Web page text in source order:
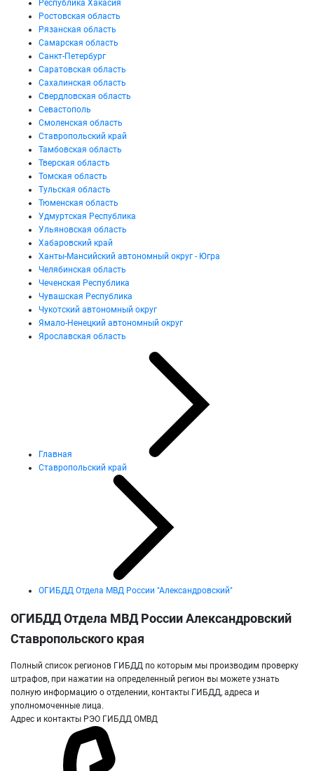
Республика Хакасия
Ростовская область
Рязанская область
Самарская область
Санкт-Петербург
Саратовская область
Сахалинская область
Свердловская область
Севастополь
Смоленская область
Ставропольский край
Тамбовская область
Тверская область
Томская область
Тульская область
Тюменская область
Удмуртская Республика
Ульяновская область
Хабаровский край
Ханты-Мансийский автономный округ - Югра
Челябинская область
Чеченская Республика
Чувашская Республика
Чукотский автономный округ
Ямало-Ненецкий автономный округ
Ярославская область
Главная
Ставропольский край
ОГИБДД Отдела МВД России "Александровский"
ОГИБДД Отдела МВД России Александровский
Ставропольского края
Полный список регионов ГИБДД по которым мы производим проверку
штрафов, при нажатии на определенный регион вы можете узнать
полную информацию о отделении, контакты ГИБДД, адреса и
уполномоченные лица.
Адрес и контакты РЭО ГИБДД ОМВД